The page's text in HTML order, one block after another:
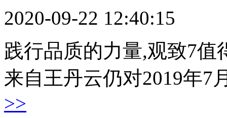
2020-09-22 12:40:15
践行品质的力量,观致7
来自王丹云仍对2019年
>>